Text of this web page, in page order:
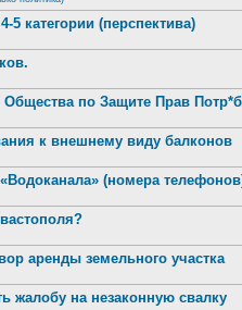
категории (перспектива)
по Защите Прав
к внешнему виду балконов
(номера
аренды земельного участка
жалобу на незаконную свалку